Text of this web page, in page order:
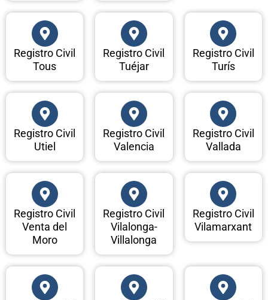
Registro Civil
Tous
Registro Civil
Tuéjar
Registro Civil
Turís
Registro Civil
Utiel
Registro Civil
Valencia
Registro Civil
Vallada
Registro Civil
Venta del
Moro
Registro Civil
Vilalonga-
Villalonga
Registro Civil
Vilamarxant